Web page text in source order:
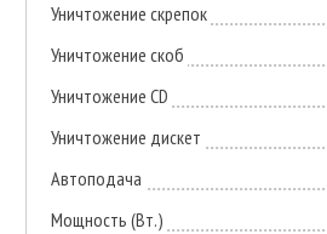
Уничтожение скрепок
Уничтожение скоб
Уничтожение CD
Уничтожение дискет
Автоподача
Мощность (Вт.)